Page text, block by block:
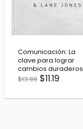
Comunicación: La
clave para lograr
cambios duraderos
$13.99 $11.19